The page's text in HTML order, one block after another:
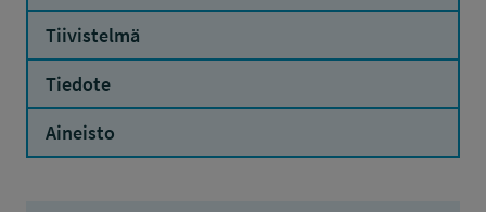
Tiivistelmä
Tiedote
Aineisto